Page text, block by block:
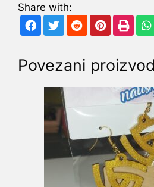
Share with:
Povezani